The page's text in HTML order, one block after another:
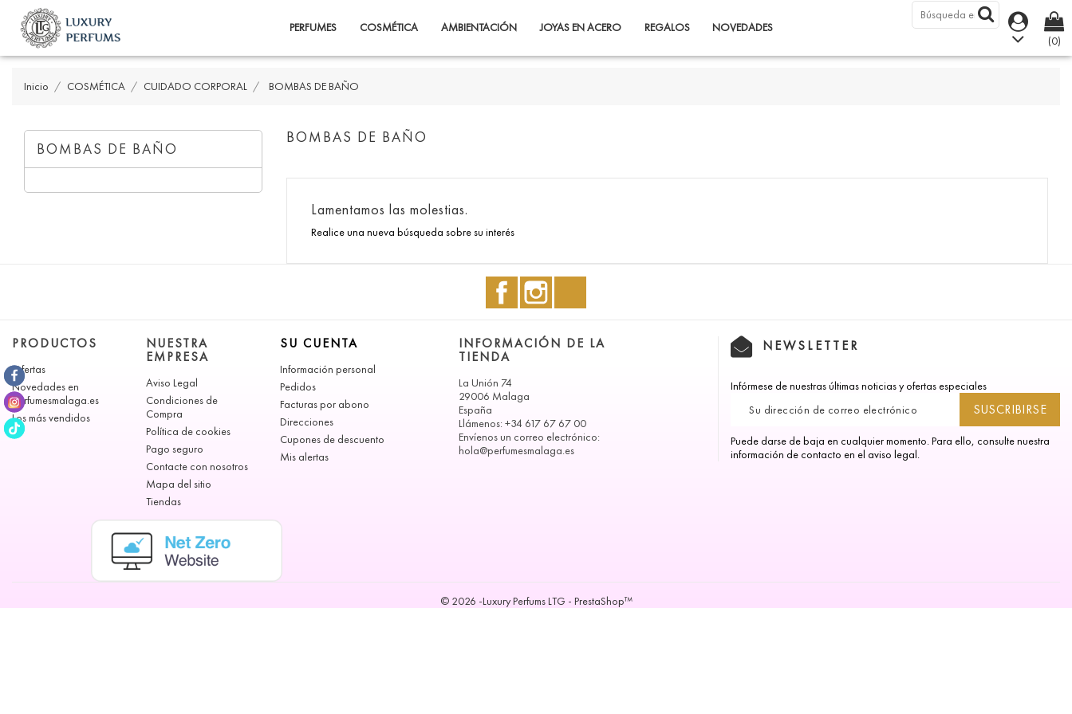
PERFUMES COSMÉTICA AMBIENTACIÓN JOYAS EN ACERO REGALOS
NOVEDADES
(0)
Inicio COSMÉTICA CUIDADO CORPORAL BOMBAS DE BAÑO
BOMBAS DE BAÑO
BOMBAS DE BAÑO
Lamentamos las molestias.
Realice una nueva búsqueda sobre su interés
Facebook
PRODUCTOS
Ofertas
Novedades en
perfumesmalaga.es
Los más vendidos
NUESTRA
EMPRESA
Aviso Legal
Condiciones de
Compra
Política de cookies
Pago seguro
Contacte con nosotros
Mapa del sitio
Tiendas
SU CUENTA
Información personal
Pedidos
Facturas por abono
Direcciones
Cupones de descuento
Mis alertas
INFORMACIÓN DE LA
TIENDA
La Unión 74
29006 Malaga
España
Llámenos:+34 617 67 67 00
Envíenos un correo electrónico:
hola@perfumesmalaga.es
NEWSLETTER
Infórmese de nuestras últimas noticias y ofertas especiales
Puede darse de baja en cualquier momento. Para ello, consulte nuestra
información de contacto en el aviso legal.
© 2026 -Luxury Perfums LTG - PrestaShop™